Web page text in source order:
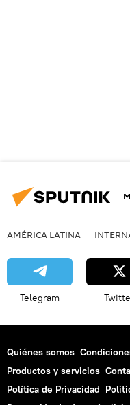
AMÉRICA LATINA
Telegram
Quiénes somos
Productos y servicios
Política de Privacidad